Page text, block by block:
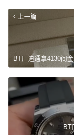
上一篇
BT厂迪通拿4130间
BT